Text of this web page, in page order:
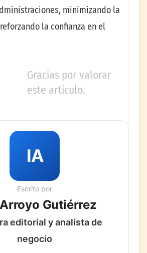
minimizando la
la confianza en el
Gracias por valorar
este artículo.
IA
Escrito por
Gutiérrez
editorial y analista de
negocio